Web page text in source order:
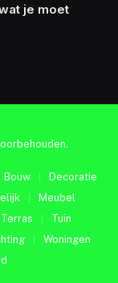
je moet
Bouw
Decoratie
Meubel
Terras
Tuin
Woningen